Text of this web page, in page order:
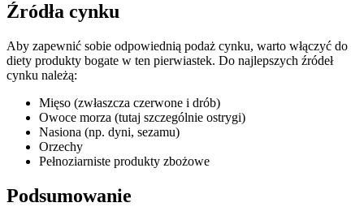
Źródła cynku
Aby zapewnić sobie odpowiednią podaż cynku, warto włączyć do
diety produkty bogate w ten pierwiastek. Do najlepszych źródeł
cynku należą:
Mięso (zwłaszcza czerwone i drób)
Owoce morza (tutaj szczególnie ostrygi)
Nasiona (np. dyni, sezamu)
Orzechy
Pełnoziarniste produkty zbożowe
Podsumowanie